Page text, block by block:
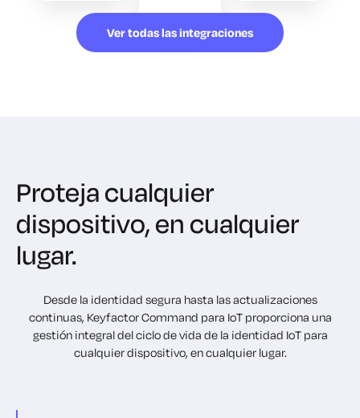
Ver todas las integraciones
Proteja cualquier
dispositivo, en cualquier
lugar.
Desde la identidad segura hasta las actualizaciones
continuas, Keyfactor Command para IoT proporciona una
gestión integral del ciclo de vida de la identidad IoT para
cualquier dispositivo, en cualquier lugar.